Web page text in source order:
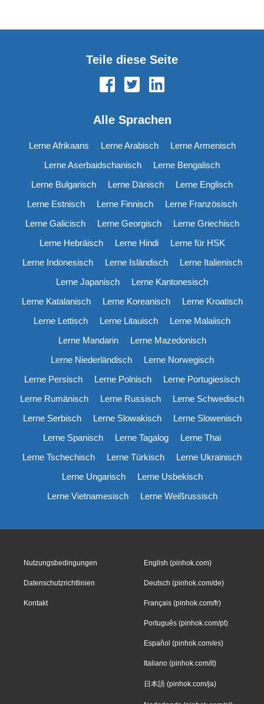
Teile diese Seite
Alle Sprachen
Lerne Afrikaans Lerne Arabisch
Lerne Armenisch
Lerne Aserbaidschanisch
Lerne Bengalisch
Lerne Bulgarisch
Lerne Dänisch
Lerne Englisch
Lerne Estnisch
Lerne Finnisch
Lerne Französisch
Lerne Galicisch
Lerne Georgisch
Lerne Griechisch
Lerne Hebräisch
Lerne Hindi
Lerne für HSK
Lerne Indonesisch
Lerne Isländisch
Lerne Italienisch
Lerne Japanisch
Lerne Kantonesisch
Lerne Katalanisch
Lerne Koreanisch
Lerne Kroatisch
Lerne Lettisch
Lerne Litauisch
Lerne Malaiisch
Lerne Mandarin
Lerne Mazedonisch
Lerne Niederländisch
Lerne Norwegisch
Lerne Persisch
Lerne Polnisch
Lerne Portugiesisch
Lerne Rumänisch
Lerne Russisch
Lerne Schwedisch
Lerne Serbisch
Lerne Slowakisch
Lerne Slowenisch
Lerne Spanisch
Lerne Tagalog
Lerne Thai
Lerne Tschechisch
Lerne Türkisch
Lerne Ukrainisch
Lerne Ungarisch
Lerne Usbekisch
Lerne Vietnamesisch
Lerne Weißrussisch
Nutzungsbedingungen
Datenschutzrichtlinien
Kontakt
English (pinhok.com)
Deutsch (pinhok.com/de)
Français (pinhok.com/fr)
Português (pinhok.com/pt)
Español (pinhok.com/es)
Italiano (pinhok.com/it)
日本語 (pinhok.com/ja)